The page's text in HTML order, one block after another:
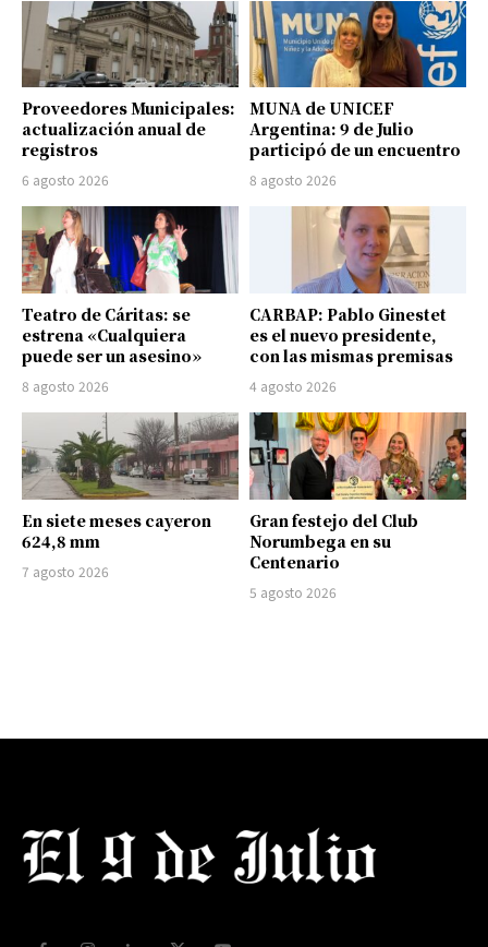
Proveedores Municipales:
actualización anual de
registros
6 agosto 2026
MUNA de UNICEF
Argentina: 9 de Julio
participó de un encuentro
8 agosto 2026
Teatro de Cáritas: se
estrena «Cualquiera
puede ser un asesino»
8 agosto 2026
CARBAP: Pablo Ginestet
es el nuevo presidente,
con las mismas premisas
4 agosto 2026
En siete meses cayeron
624,8 mm
7 agosto 2026
Gran festejo del Club
Norumbega en su
Centenario
5 agosto 2026